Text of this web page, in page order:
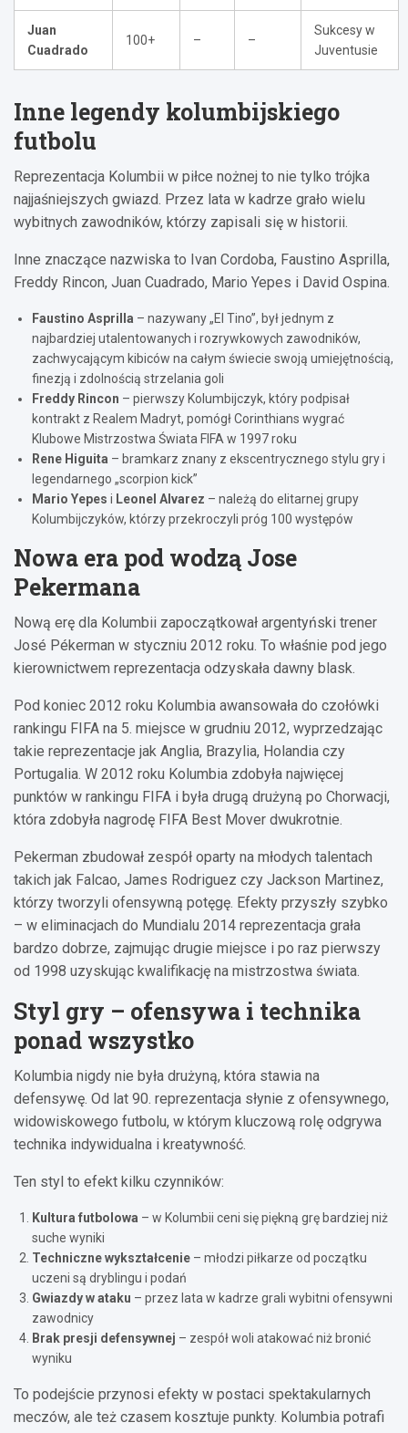
Juan
Cuadrado
100+ – –
Sukcesy w
Juventusie
Inne legendy kolumbijskiego
futbolu
Reprezentacja Kolumbii w piłce nożnej to nie tylko trójka
najjaśniejszych gwiazd. Przez lata w kadrze grało wielu
wybitnych zawodników, którzy zapisali się w historii.
Inne znaczące nazwiska to Ivan Cordoba, Faustino Asprilla,
Freddy Rincon, Juan Cuadrado, Mario Yepes i David Ospina.
Faustino Asprilla – nazywany „El Tino”, był jednym z
najbardziej utalentowanych i rozrywkowych zawodników,
zachwycającym kibiców na całym świecie swoją umiejętnością,
finezją i zdolnością strzelania goli
Freddy Rincon – pierwszy Kolumbijczyk, który podpisał
kontrakt z Realem Madryt, pomógł Corinthians wygrać
Klubowe Mistrzostwa Świata FIFA w 1997 roku
Rene Higuita – bramkarz znany z ekscentrycznego stylu gry i
legendarnego „scorpion kick”
Mario Yepes i Leonel Alvarez – należą do elitarnej grupy
Kolumbijczyków, którzy przekroczyli próg 100 występów
Nowa era pod wodzą Jose
Pekermana
Nową erę dla Kolumbii zapoczątkował argentyński trener
José Pékerman w styczniu 2012 roku. To właśnie pod jego
kierownictwem reprezentacja odzyskała dawny blask.
Pod koniec 2012 roku Kolumbia awansowała do czołówki
rankingu FIFA na 5. miejsce w grudniu 2012, wyprzedzając
takie reprezentacje jak Anglia, Brazylia, Holandia czy
Portugalia. W 2012 roku Kolumbia zdobyła najwięcej
punktów w rankingu FIFA i była drugą drużyną po Chorwacji,
która zdobyła nagrodę FIFA Best Mover dwukrotnie.
Pekerman zbudował zespół oparty na młodych talentach
takich jak Falcao, James Rodriguez czy Jackson Martinez,
którzy tworzyli ofensywną potęgę. Efekty przyszły szybko
– w eliminacjach do Mundialu 2014 reprezentacja grała
bardzo dobrze, zajmując drugie miejsce i po raz pierwszy
od 1998 uzyskując kwalifikację na mistrzostwa świata.
Styl gry – ofensywa i technika
ponad wszystko
Kolumbia nigdy nie była drużyną, która stawia na
defensywę. Od lat 90. reprezentacja słynie z ofensywnego,
widowiskowego futbolu, w którym kluczową rolę odgrywa
technika indywidualna i kreatywność.
Ten styl to efekt kilku czynników:
Kultura futbolowa – w Kolumbii ceni się piękną grę bardziej niż
suche wyniki
Techniczne wykształcenie – młodzi piłkarze od początku
uczeni są dryblingu i podań
Gwiazdy w ataku – przez lata w kadrze grali wybitni ofensywni
zawodnicy
Brak presji defensywnej – zespół woli atakować niż bronić
wyniku
To podejście przynosi efekty w postaci spektakularnych
meczów, ale też czasem kosztuje punkty. Kolumbia potrafi